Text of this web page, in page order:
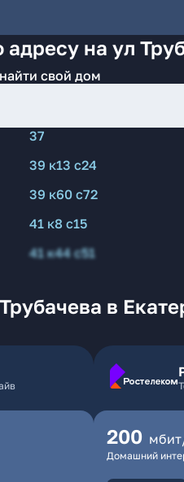
на ул
свой дом
37
39 к13 с24
39 к60 с72
41 к8 с15
41 к44 с51
в
200
Домашний